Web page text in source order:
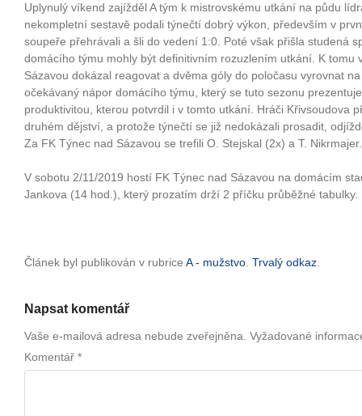
Uplynulý víkend zajížděl A tým k mistrovskému utkání na půdu
nekompletní sestavě podali týnečtí dobrý výkon, především v
soupeře přehrávali a šli do vedení 1:0. Poté však přišla studená
domácího týmu mohly být definitivním rozuzlením utkání. K tomu
Sázavou dokázal reagovat a dvěma góly do poločasu vyrovnat
očekávaný nápor domácího týmu, který se tuto sezonu
produktivitou, kterou potvrdil i v tomto utkání. Hráči Křivsoudova
druhém dějství, a protože týnečtí se již nedokázali prosadit,
Za FK Týnec nad Sázavou se trefili O. Stejskal (2x) a T. Nikrmajer.
V sobotu 2/11/2019 hostí FK Týnec nad Sázavou na domácím
Jankova (14 hod.), který prozatím drží 2 příčku průběžné tabulky.
Článek byl publikován v rubrice A - mužstvo Trvalý odkaz
Napsat komentář
Vaše e-mailová adresa nebude zveřejněna. Vyžadované
Komentář *